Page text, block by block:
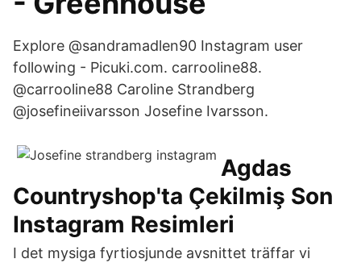
Explore @sandramadlen90 Instagram user
following - Picuki.com. carrooline88.
@carrooline88 Caroline Strandberg
@josefineiivarsson Josefine Ivarsson.
Agdas
Countryshop'ta Çekilmiş Son
Instagram Resimleri
I det mysiga fyrtiosjunde avsnittet träffar vi